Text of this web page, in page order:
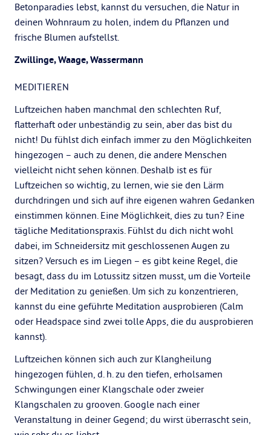
Betonparadies lebst, kannst du versuchen, die Natur in
deinen Wohnraum zu holen, indem du Pflanzen und
frische Blumen aufstellst.
Zwillinge, Waage, Wassermann
MEDITIEREN
Luftzeichen haben manchmal den schlechten Ruf,
flatterhaft oder unbeständig zu sein, aber das bist du
nicht! Du fühlst dich einfach immer zu den Möglichkeiten
hingezogen – auch zu denen, die andere Menschen
vielleicht nicht sehen können. Deshalb ist es für
Luftzeichen so wichtig, zu lernen, wie sie den Lärm
durchdringen und sich auf ihre eigenen wahren Gedanken
einstimmen können. Eine Möglichkeit, dies zu tun? Eine
tägliche Meditationspraxis. Fühlst du dich nicht wohl
dabei, im Schneidersitz mit geschlossenen Augen zu
sitzen? Versuch es im Liegen – es gibt keine Regel, die
besagt, dass du im Lotussitz sitzen musst, um die Vorteile
der Meditation zu genießen. Um sich zu konzentrieren,
kannst du eine geführte Meditation ausprobieren (Calm
oder Headspace sind zwei tolle Apps, die du ausprobieren
kannst).
Luftzeichen können sich auch zur Klangheilung
hingezogen fühlen, d. h. zu den tiefen, erholsamen
Schwingungen einer Klangschale oder zweier
Klangschalen zu grooven. Google nach einer
Veranstaltung in deiner Gegend; du wirst überrascht sein,